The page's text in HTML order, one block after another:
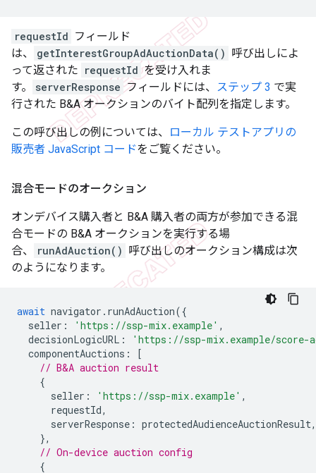
requestId フィールド
は、
getInterestGroupAdAuctionData() 呼び出しによ
って返された requestId を受け入れま
す。
serverResponse フィールドには、 ステップ 3 で実
行された B&A オークションのバイト配列を指定します。
この呼び出しの例については、
ローカル テストアプリの
販売者 JavaScript コードをご覧ください。
混合モードのオークション
オンデバイス購入者と B&A 購入者の両方が参加できる混
合モードの B&A オークションを実行する場
合、
runAdAuction() 呼び出しのオークション構成は次
のようになります。
await navigator . runAdAuction({
seller : 'https://ssp-mix.example' ,
decisionLogicURL :
'https://ssp-mix.example/
componentAuctions :
[
// B&A auction result
{
seller : 'https://ssp-mix.example' ,
requestId,
serverResponse : protectedAudienceAuctionResult,
},
// On-device auction config
{